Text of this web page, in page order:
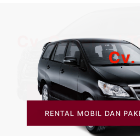
Cv.
Toyota
RENTAL MOBIL DAN